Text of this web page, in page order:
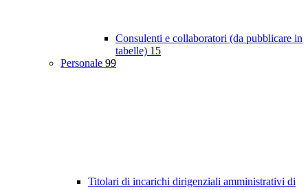
Consulenti e collaboratori (da pubblicare in
tabelle) 15
Personale 99
Titolari di incarichi dirigenziali amministrativi di